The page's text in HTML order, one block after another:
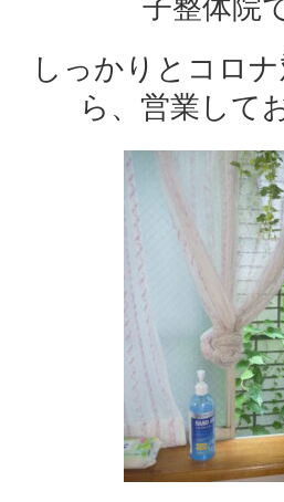
子整体院
しっかりとコロ
ら、営業して